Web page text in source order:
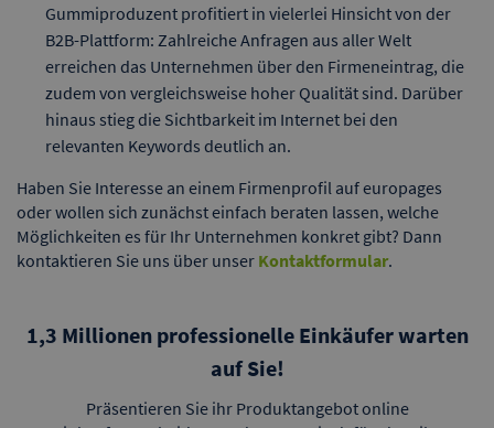
Gummiproduzent profitiert in vielerlei Hinsicht von der
B2B-Plattform: Zahlreiche Anfragen aus aller Welt
erreichen das Unternehmen über den Firmeneintrag, die
zudem von vergleichsweise hoher Qualität sind. Darüber
hinaus stieg die Sichtbarkeit im Internet bei den
relevanten Keywords deutlich an.
Haben Sie Interesse an einem Firmenprofil auf europages
oder wollen sich zunächst einfach beraten lassen, welche
Möglichkeiten es für Ihr Unternehmen konkret gibt? Dann
kontaktieren Sie uns über unser Kontaktformular.
1,3 Millionen professionelle Einkäufer warten
auf Sie!
Präsentieren Sie ihr Produktangebot online